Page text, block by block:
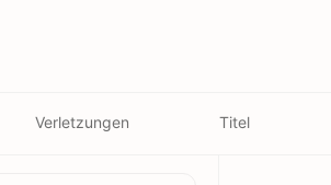
Verletzungen Titel